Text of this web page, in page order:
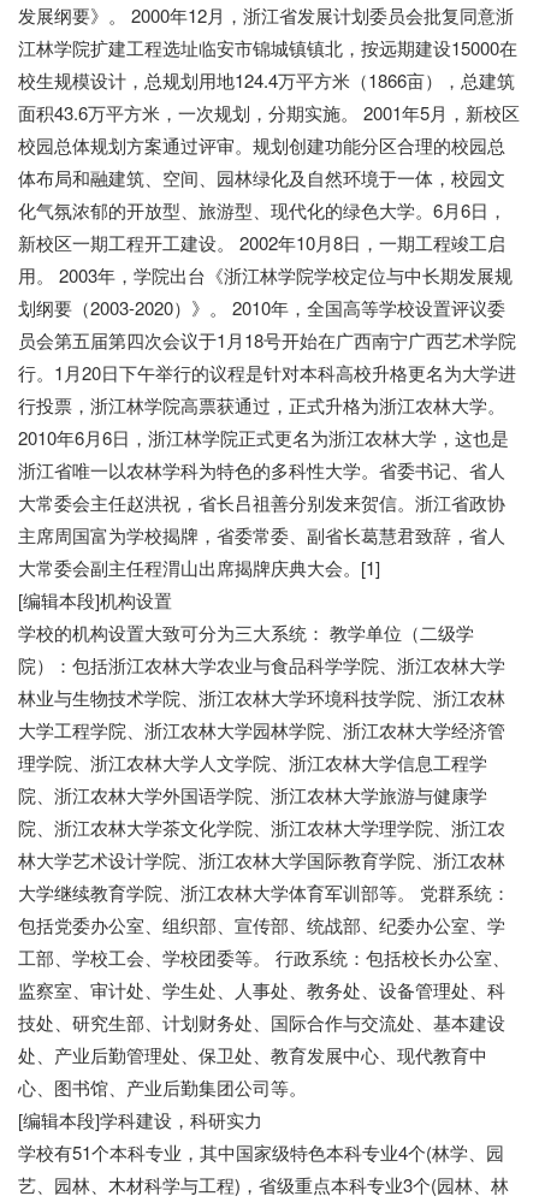
发展纲要》。 2000年12月，浙江省发展计划委员会批复同意浙
江林学院扩建工程选址临安市锦城镇镇北，按远期建设15000在
校生规模设计，总规划用地124.4万平方米（1866亩），总建筑
面积43.6万平方米，一次规划，分期实施。 2001年5月，新校区
校园总体规划方案通过评审。规划创建功能分区合理的校园总
体布局和融建筑、空间、园林绿化及自然环境于一体，校园文
化气氛浓郁的开放型、旅游型、现代化的绿色大学。6月6日，
新校区一期工程开工建设。 2002年10月8日，一期工程竣工启
用。 2003年，学院出台《浙江林学院学校定位与中长期发展规
划纲要（2003-2020）》。 2010年，全国高等学校设置评议委
员会第五届第四次会议于1月18号开始在广西南宁广西艺术学院
行。1月20日下午举行的议程是针对本科高校升格更名为大学进
行投票，浙江林学院高票获通过，正式升格为浙江农林大学。
2010年6月6日，浙江林学院正式更名为浙江农林大学，这也是
浙江省唯一以农林学科为特色的多科性大学。省委书记、省人
大常委会主任赵洪祝，省长吕祖善分别发来贺信。浙江省政协
主席周国富为学校揭牌，省委常委、副省长葛慧君致辞，省人
大常委会副主任程渭山出席揭牌庆典大会。[1]
[编辑本段]机构设置
学校的机构设置大致可分为三大系统： 教学单位（二级学
院）：包括浙江农林大学农业与食品科学学院、浙江农林大学
林业与生物技术学院、浙江农林大学环境科技学院、浙江农林
大学工程学院、浙江农林大学园林学院、浙江农林大学经济管
理学院、浙江农林大学人文学院、浙江农林大学信息工程学
院、浙江农林大学外国语学院、浙江农林大学旅游与健康学
院、浙江农林大学茶文化学院、浙江农林大学理学院、浙江农
林大学艺术设计学院、浙江农林大学国际教育学院、浙江农林
大学继续教育学院、浙江农林大学体育军训部等。 党群系统：
包括党委办公室、组织部、宣传部、统战部、纪委办公室、学
工部、学校工会、学校团委等。 行政系统：包括校长办公室、
监察室、审计处、学生处、人事处、教务处、设备管理处、科
技处、研究生部、计划财务处、国际合作与交流处、基本建设
处、产业后勤管理处、保卫处、教育发展中心、现代教育中
心、图书馆、产业后勤集团公司等。
[编辑本段]学科建设，科研实力
学校有51个本科专业，其中国家级特色本科专业4个(林学、园
艺、园林、木材科学与工程)，省级重点本科专业3个(园林、林